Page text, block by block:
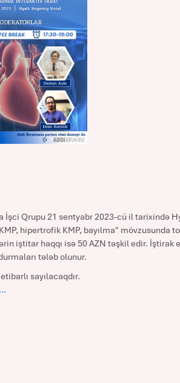
Qrupu 21 sentyabr 2023-cü il tarixində
hipertrofik KMP, bayılma" mövzusunda
iştitar haqqı isə 50 AZN təşkil edir. İştirak
tələb olunur.
sayılacaqdır.